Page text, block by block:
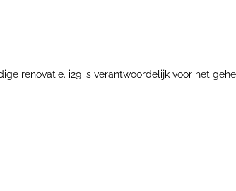
renovatie. i29 is verantwoordelijk voor het